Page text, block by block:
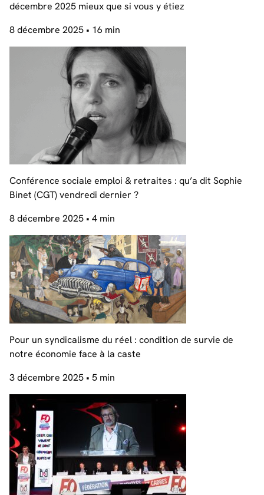
décembre 2025 mieux que si vous y étiez
8 décembre 2025 • 16 min
Conférence sociale emploi & retraites : qu’a dit Sophie
Binet (CGT) vendredi dernier ?
8 décembre 2025 • 4 min
Pour un syndicalisme du réel : condition de survie de
notre économie face à la caste
3 décembre 2025 • 5 min